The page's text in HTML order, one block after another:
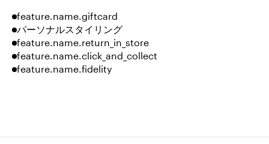
feature.name.giftcard
パーソナルスタイリング
feature.name.return_in_store
feature.name.click_and_collect
feature.name.fidelity